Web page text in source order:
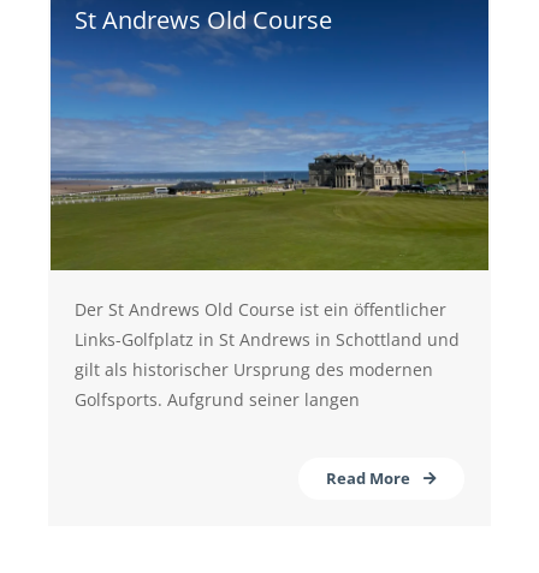
St Andrews Old Course
Der St Andrews Old Course ist ein öffentlicher
Links-Golfplatz in St Andrews in Schottland und
gilt als historischer Ursprung des modernen
Golfsports. Aufgrund seiner langen
Read More